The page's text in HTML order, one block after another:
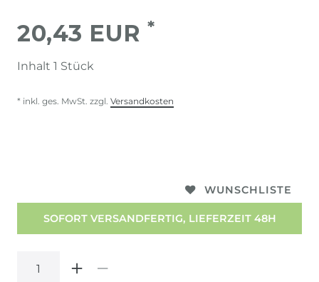
20,43 EUR *
Inhalt 1 Stück
* inkl. ges. MwSt. zzgl. Versandkosten
WUNSCHLISTE
SOFORT VERSANDFERTIG, LIEFERZEIT 48H